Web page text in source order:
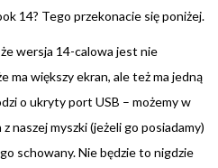
14? Tego przekonacie się poniżej.
wersja 14-calowa jest nie
ma większy ekran, ale też ma jedną
o ukryty port USB – możemy w
naszej myszki (jeżeli go posiadamy)
schowany. Nie będzie to nigdzie